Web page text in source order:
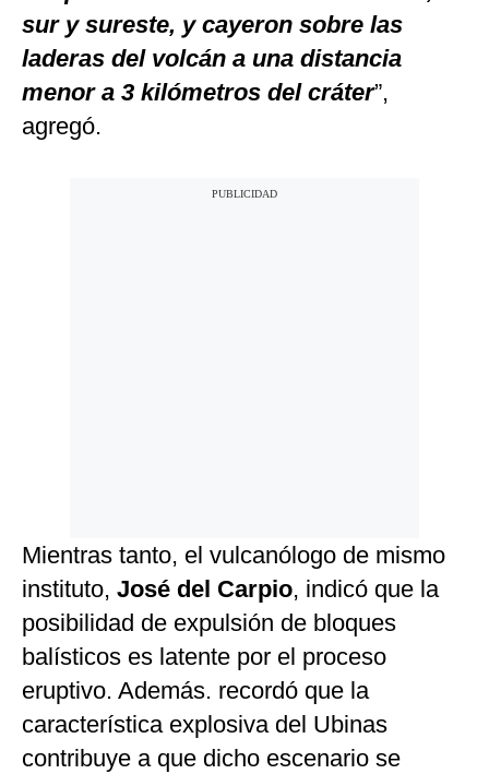
sur y sureste, y cayeron sobre las
laderas del volcán a una distancia
menor a 3 kilómetros del cráter”,
agregó.
Mientras tanto, el vulcanólogo de mismo
instituto, José del Carpio, indicó que la
posibilidad de expulsión de bloques
balísticos es latente por el proceso
eruptivo. Además. recordó que la
característica explosiva del Ubinas
contribuye a que dicho escenario se